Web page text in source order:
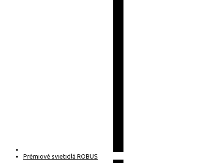
Prémiové svietidlá ROBUS